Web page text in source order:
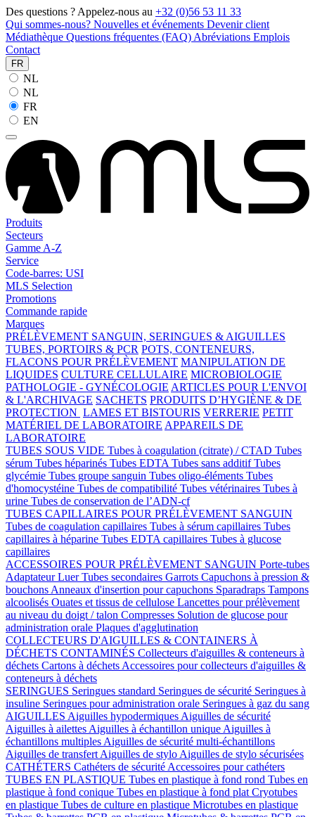
Des questions ? Appelez-nous au +32 (0)56 53 11 33
Qui sommes-nous? Nouvelles et événements Devenir client
Médiathèque Questions fréquentes (FAQ) Abréviations Emplois
Contact
FR
NL
NL
FR
EN
Produits
Secteurs
Gamme A-Z
Service
Code-barres: USI
MLS Selection
Promotions
Commande rapide
Marques
PRÉLÈVEMENT SANGUIN, SERINGUES & AIGUILLES
TUBES, PORTOIRS & PCR POTS, CONTENEURS,
FLACONS POUR PRÉLÈVEMENT MANIPULATION DE
LIQUIDES CULTURE CELLULAIRE MICROBIOLOGIE
PATHOLOGIE - GYNÉCOLOGIE ARTICLES POUR L'ENVOI
& L'ARCHIVAGE SACHETS PRODUITS D’HYGIÈNE & DE
PROTECTION LAMES ET BISTOURIS VERRERIE PETIT
MATÉRIEL DE LABORATOIRE APPAREILS DE
LABORATOIRE
TUBES SOUS VIDE Tubes à coagulation (citrate) / CTAD Tubes
sérum Tubes héparinés Tubes EDTA Tubes sans additifTubes
glycémie Tubes groupe sanguin Tubes oligo-éléments Tubes
d'homocystéine Tubes de compatibilité Tubes vétérinaires Tubes à
urine Tubes de conservation de l’ADN-cf
TUBES CAPILLAIRES POUR PRÉLÈVEMENT SANGUIN
Tubes de coagulation capillaires Tubes à sérum capillaires Tubes
capillaires à héparine Tubes EDTA capillaires Tubes à glucose
capillaires
ACCESSOIRES POUR PRÉLÈVEMENT SANGUIN Porte-tubes
Adaptateur LuerTubes secondaires Garrots Capuchons à pression &
bouchons Anneaux d'insertion pour capuchons Sparadraps Tampons
alcoolisés Ouates et tissus de cellulose Lancettes pour prélèvement
au niveau du doigt / talon Compresses Solution de glucose pour
administration orale Plaques d'agglutination
COLLECTEURS D'AIGUILLES & CONTAINERS À
DÉCHETS CONTAMINÉS Collecteurs d'aiguilles & conteneurs à
déchets Cartons à déchets Accessoires pour collecteurs d'aiguilles &
conteneurs à déchets
SERINGUES Seringues standard Seringues de sécurité Seringues à
insuline Seringues pour administration orale Seringues à gaz du sang
AIGUILLES Aiguilles hypodermiques Aiguilles de sécurité
Aiguilles à ailettes Aiguilles à échantillon unique Aiguilles à
échantillons multiples Aiguilles de sécurité multi-échantillons
Aiguilles de transfert Aiguilles de stylo Aiguilles de stylo sécurisées
CATHÉTERS Cathéters de sécurité Accessoires pour cathéters
TUBES EN PLASTIQUE Tubes en plastique à fond rond Tubes en
plastique à fond conique Tubes en plastique à fond plat Cryotubes
en plastique Tubes de culture en plastique Microtubes en plastique